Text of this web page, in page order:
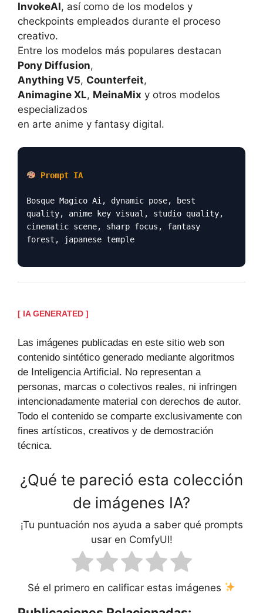
InvokeAI, así como de los modelos y
checkpoints empleados durante el proceso
creativo.
Entre los modelos más populares destacan
Pony Diffusion,
Anything V5, Counterfeit,
Animagine XL, MeinaMix y otros modelos
especializados
en arte anime y fantasy digital.
Prompt IA
Bosque Magico Ai, dynamic pose, best
quality, anime key visual, studio quality,
cinematic scene, sharp focus, fantasy
forest, japanese temple
[ IA GENERATED ]
Las imágenes publicadas en este sitio web son
contenido sintético generado mediante algoritmos
de Inteligencia Artificial. No representan a
personas, marcas o colectivos reales, ni infringen
intencionadamente material con derechos de autor.
Todo el contenido se comparte exclusivamente con
fines artísticos, creativos y de demostración
técnica.
¿Qué te pareció esta colección
de imágenes IA?
¡Tu puntuación nos ayuda a saber qué prompts
usar en ComfyUI!
Sé el primero en calificar estas imágenes